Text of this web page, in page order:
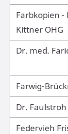
Farbkopien
Kittner OHG
Dr. med.
Farwig-
Dr. Faulstroh
Federvieh